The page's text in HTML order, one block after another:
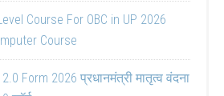
Course For OBC in UP 2026
Course
Form 2026 प्रधानमंत्री मातृत्व वंदना